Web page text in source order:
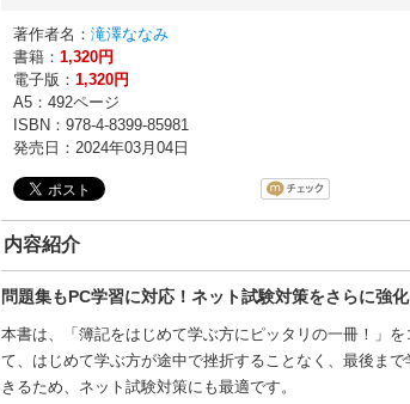
著作者名： 滝澤ななみ
書籍： 1,320円
電子版： 1,320円
A5：492ページ
ISBN：978-4-8399-85981
発売日：2024年03月04日
内容紹介
問題集もPC学習に対応！ネット試験対策をさらに強
本書は、「簿記をはじめて学ぶ方にピッタリの一冊！」
て、はじめて学ぶ方が途中で挫折することなく、最後ま
きるため、ネット試験対策にも最適です。